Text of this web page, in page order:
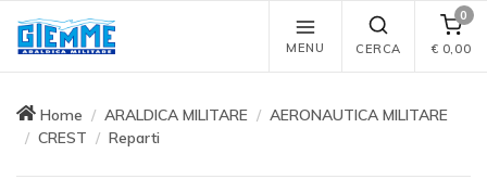
MENU CERCA
0
€ 0,00
Home ARALDICA MILITARE
AERONAUTICA MILITARE
CREST
Reparti